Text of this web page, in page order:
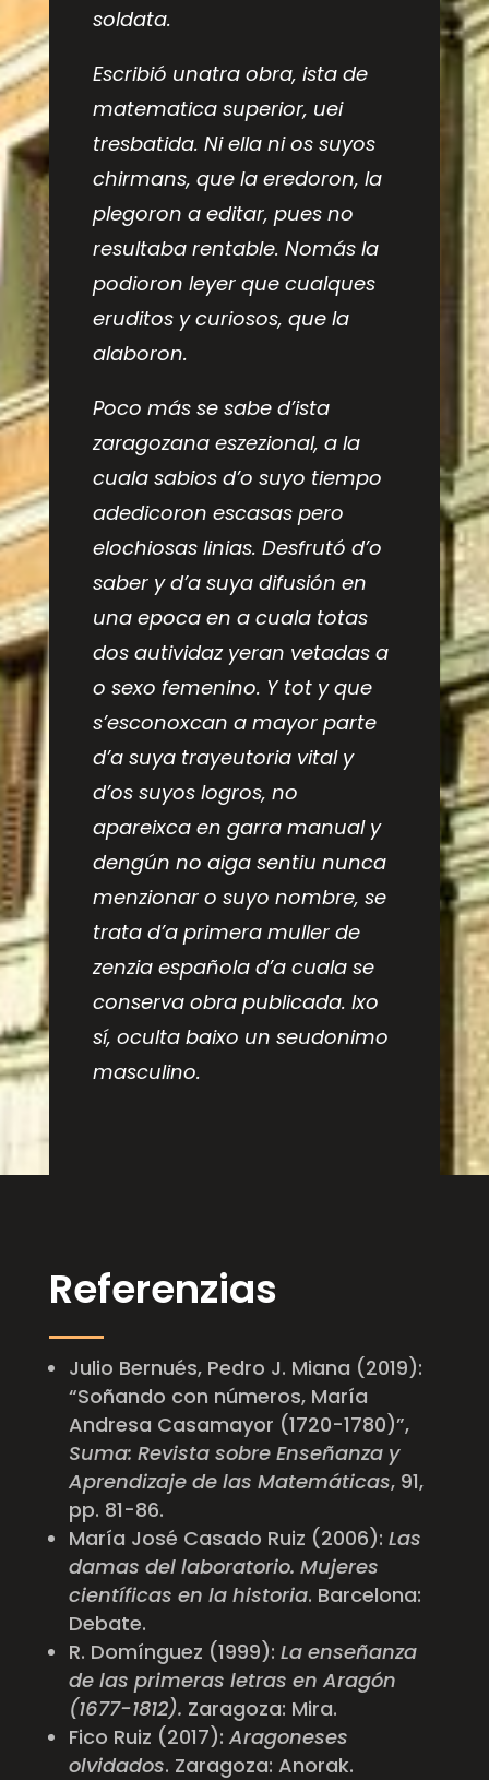
soldata.
Escribió unatra obra, ista de
matematica superior, uei
tresbatida. Ni ella ni os suyos
chirmans, que la eredoron, la
plegoron a editar, pues no
resultaba rentable. Nomás la
podioron leyer que cualques
eruditos y curiosos, que la
alaboron.
Poco más se sabe d’ista
zaragozana eszezional, a la
cuala sabios d’o suyo tiempo
adedicoron escasas pero
elochiosas linias. Desfrutó d’o
saber y d’a suya difusión en
una epoca en a cuala totas
dos autividaz yeran vetadas a
o sexo femenino. Y tot y que
s’esconoxcan a mayor parte
d’a suya trayeutoria vital y
d’os suyos logros, no
apareixca en garra manual y
dengún no aiga sentiu nunca
menzionar o suyo nombre, se
trata d’a primera muller de
zenzia española d’a cuala se
conserva obra publicada. Ixo
sí, oculta baixo un seudonimo
masculino.
Referenzias
Julio Bernués, Pedro J. Miana (2019):
“Soñando con números, María
Andresa Casamayor (1720-1780)”,
Suma: Revista sobre Enseñanza y
Aprendizaje de las Matemáticas, 91,
pp. 81-86.
María José Casado Ruiz (2006): Las
damas del laboratorio. Mujeres
científicas en la historia. Barcelona:
Debate.
R. Domínguez (1999): La enseñanza
de las primeras letras en Aragón
(1677-1812). Zaragoza: Mira.
Fico Ruiz (2017): Aragoneses
olvidados. Zaragoza: Anorak.